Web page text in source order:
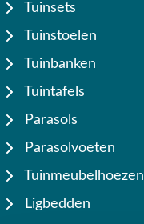
Tuinsets
Tuinstoelen
Tuinbanken
Tuintafels
Parasols
Parasolvoeten
Tuinmeubelhoezen
Ligbedden